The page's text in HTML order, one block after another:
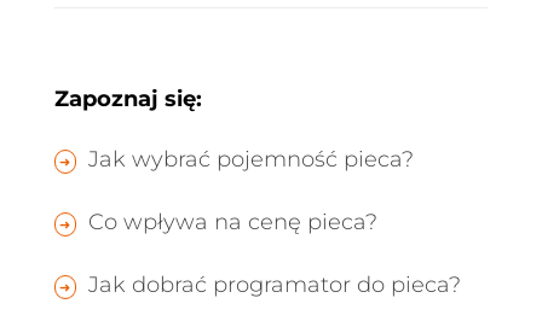
Zapoznaj się:
Jak wybrać pojemność pieca?
Co wpływa na cenę pieca?
Jak dobrać programator do pieca?